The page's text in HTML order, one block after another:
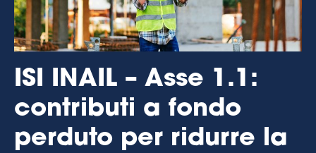
ISI INAIL – Asse 1.1:
contributi a fondo
perduto per ridurre la